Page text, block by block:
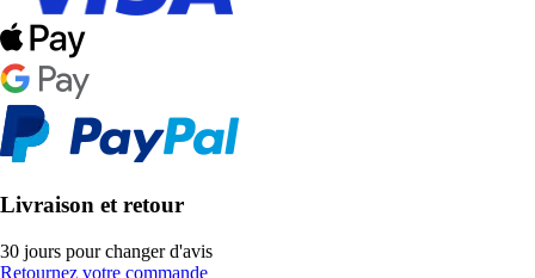
Livraison et retour
30 jours pour changer d'avis
Retournez votre commande